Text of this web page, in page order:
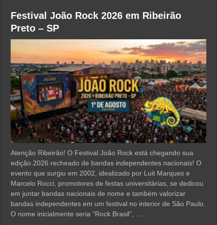
Festival João Rock 2026 em Ribeirão
Preto – SP
Atenção Ribeirão! O Festival João Rock está chegando sua
edição 2026 recheado de bandas independentes nacionais! O
evento que surgiu em 2002, idealizado por Luit Marques e
Marcelo Rocci, promotores de festas universitárias, se dedicou
em juntar bandas nacionais de nome e também valorizar
bandas independentes em um festival no interior de São Paulo.
O nome inicialmente seria “Rock Brasil”, …